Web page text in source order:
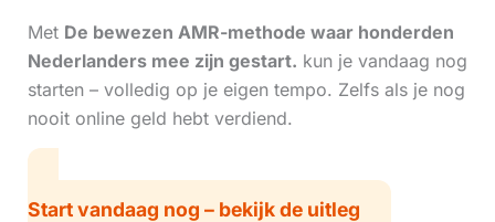
Met De bewezen AMR-methode waar honderden
Nederlanders mee zijn gestart. kun je vandaag nog
starten – volledig op je eigen tempo. Zelfs als je nog
nooit online geld hebt verdiend.
Start vandaag nog – bekijk de uitleg